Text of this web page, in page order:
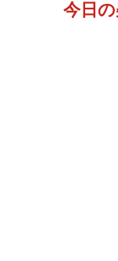
今日